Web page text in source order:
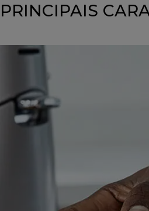
PRINCIPAIS